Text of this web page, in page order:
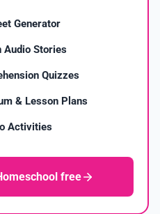
Generator
Audio Stories
Quizzes
& Lesson Plans
Activities
free